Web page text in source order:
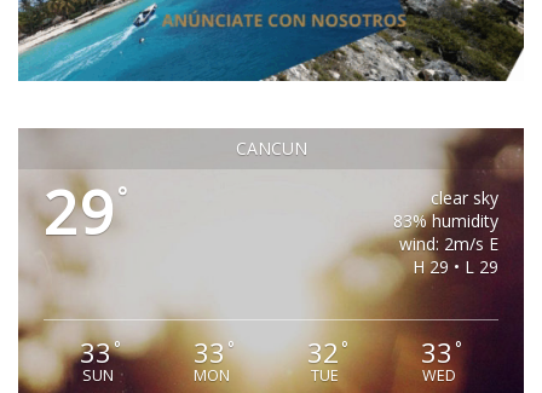
CANCUN
29°
clear sky
83% humidity
wind: 2m/s E
H 29 • L 29
33°
SUN
33°
MON
32°
TUE
33°
WED